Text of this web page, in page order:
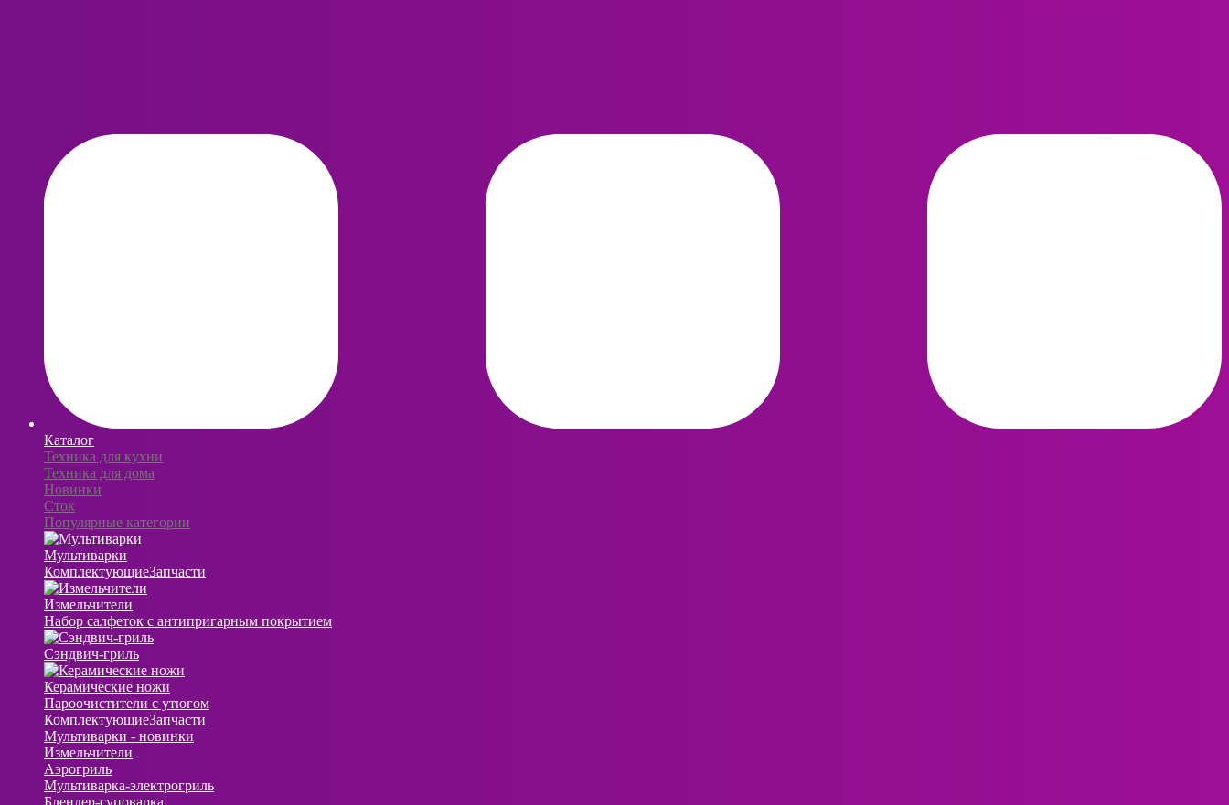
Каталог
Техника для кухни
Техника для дома
Новинки
Сток
Популярные категории
Мультиварки
КомплектующиеЗапчасти
Измельчители
Набор салфеток с антипригарным покрытием
Сэндвич-гриль
Керамические ножи
Пароочистители с утюгом
КомплектующиеЗапчасти
Мультиварки - новинки
Измельчители
Аэрогриль
Мультиварка-электрогриль
Блендер-суповарка